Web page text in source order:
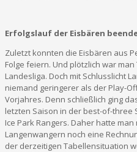
Erfolgslauf der Eisbären
Zuletzt konnten die Eisbären aus
Folge feiern. Und plötzlich war
Landesliga. Doch mit Schlusslicht
niemand geringerer als der Play-
Vorjahres. Denn schließlich ging
letzten Saison in der best-of-three
Ice Park Rangers. Daher hatte man
Langenwangern noch eine
der derzeitigen Tabellensituation